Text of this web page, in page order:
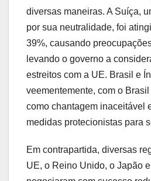
diversas maneiras. A Suíça,
por sua neutralidade, foi
39%, causando
levando o governo a
estreitos com a UE. Brasil e
veementemente, com o
como chantagem inaceitável
medidas protecionistas para
Em contrapartida, diversas
UE, o Reino Unido, o Japão